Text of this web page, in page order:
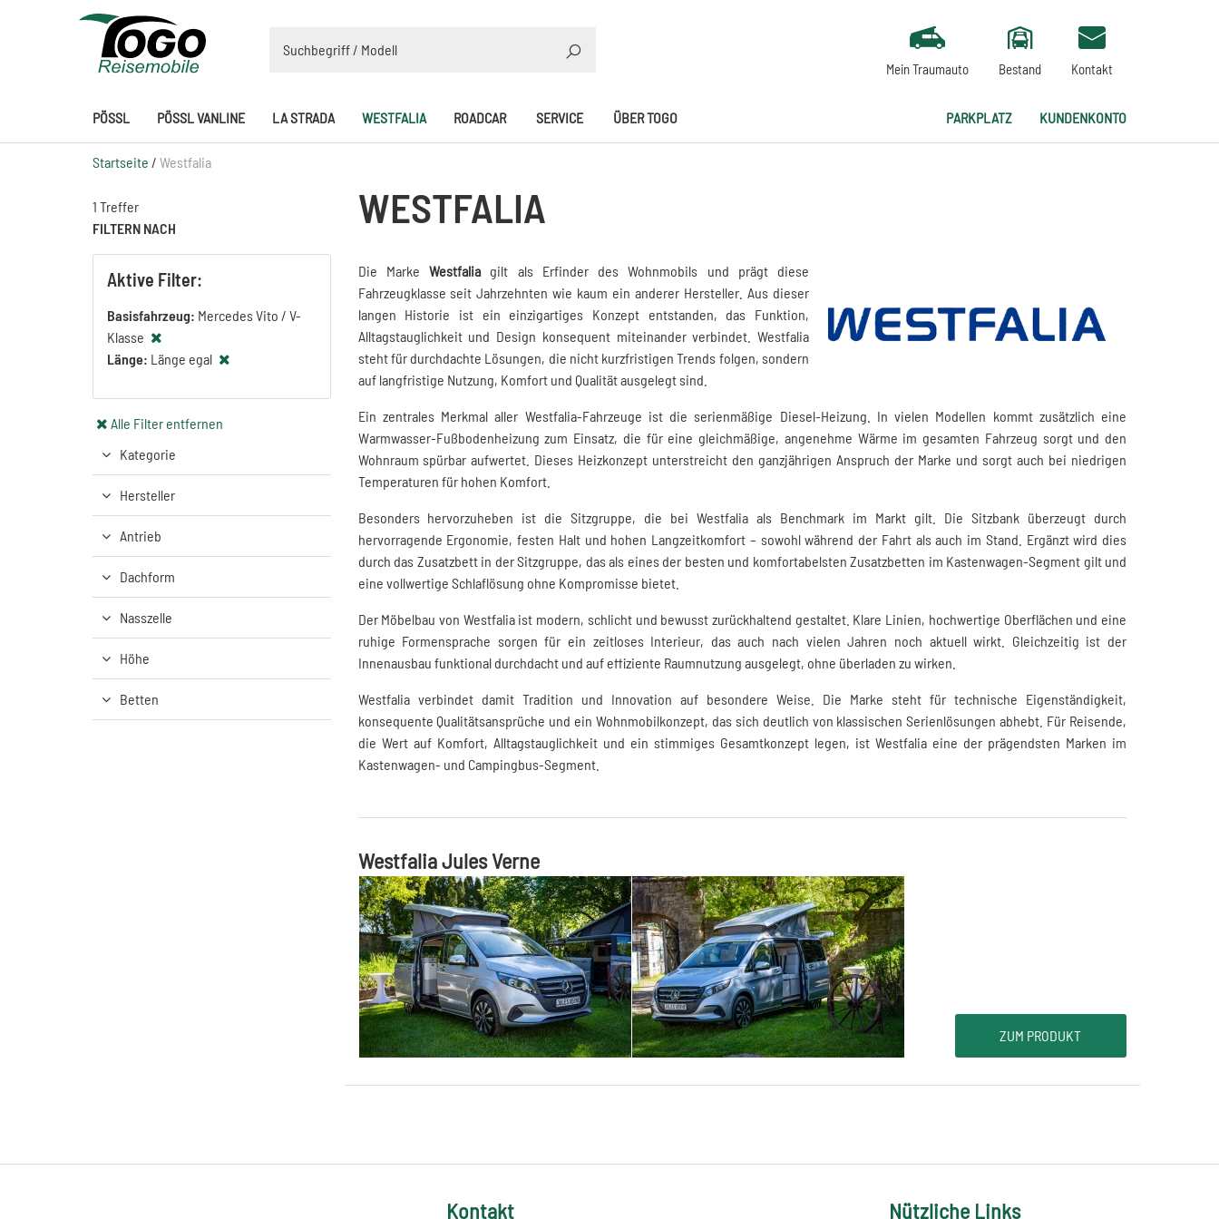
Mein Traumauto Bestand Kontakt
PÖSSL PÖSSL VANLINE LA STRADA WESTFALIA ROADCAR SERVICE ÜBER TOGO KUNDENKONTO
PARKPLATZ
Startseite / Westfalia
WESTFALIA
FILTERN NACH
Aktive Filter:
Basisfahrzeug: Mercedes Vito / V-
Klasse
Länge: Länge egal
Alle Filter entfernen
Kategorie
Hersteller
Antrieb
Dachform
Nasszelle
Höhe
Betten
1 Treffer
Die Marke Westfalia gilt als Erfinder des Wohnmobils und prägt diese
Fahrzeugklasse seit Jahrzehnten wie kaum ein anderer Hersteller. Aus dieser
langen Historie ist ein einzigartiges Konzept entstanden, das Funktion,
Alltagstauglichkeit und Design konsequent miteinander verbindet. Westfalia
steht für durchdachte Lösungen, die nicht kurzfristigen Trends folgen, sondern
auf langfristige Nutzung, Komfort und Qualität ausgelegt sind.
Ein zentrales Merkmal aller Westfalia-Fahrzeuge ist die serienmäßige Diesel-Heizung. In vielen Modellen kommt zusätzlich eine
Warmwasser-Fußbodenheizung zum Einsatz, die für eine gleichmäßige, angenehme Wärme im gesamten Fahrzeug sorgt und den
Wohnraum spürbar aufwertet. Dieses Heizkonzept unterstreicht den ganzjährigen Anspruch der Marke und sorgt auch bei niedrigen
Temperaturen für hohen Komfort.
Besonders hervorzuheben ist die Sitzgruppe, die bei Westfalia als Benchmark im Markt gilt. Die Sitzbank überzeugt durch
hervorragende Ergonomie, festen Halt und hohen Langzeitkomfort – sowohl während der Fahrt als auch im Stand. Ergänzt wird dies
durch das Zusatzbett in der Sitzgruppe, das als eines der besten und komfortabelsten Zusatzbetten im Kastenwagen-Segment gilt und
eine vollwertige Schlaflösung ohne Kompromisse bietet.
Der Möbelbau von Westfalia ist modern, schlicht und bewusst zurückhaltend gestaltet. Klare Linien, hochwertige Oberflächen und eine
ruhige Formensprache sorgen für ein zeitloses Interieur, das auch nach vielen Jahren noch aktuell wirkt. Gleichzeitig ist der
Innenausbau funktional durchdacht und auf effiziente Raumnutzung ausgelegt, ohne überladen zu wirken.
Westfalia verbindet damit Tradition und Innovation auf besondere Weise. Die Marke steht für technische Eigenständigkeit,
konsequente Qualitätsansprüche und ein Wohnmobilkonzept, das sich deutlich von klassischen Serienlösungen abhebt. Für Reisende,
die Wert auf Komfort, Alltagstauglichkeit und ein stimmiges Gesamtkonzept legen, ist Westfalia eine der prägendsten Marken im
Kastenwagen- und Campingbus-Segment.
Westfalia Jules Verne
ZUM PRODUKT
Kontakt Nützliche Links